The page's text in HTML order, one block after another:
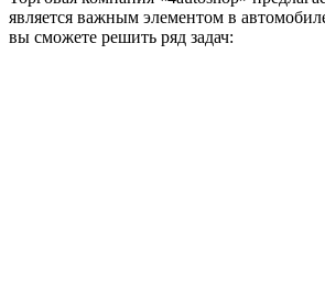
является важным элементом в
вы сможете решить ряд задач: